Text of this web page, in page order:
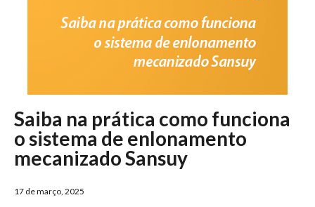
Saiba na prática como funciona
o sistema de enlonamento
mecanizado Sansuy
17 de março, 2025